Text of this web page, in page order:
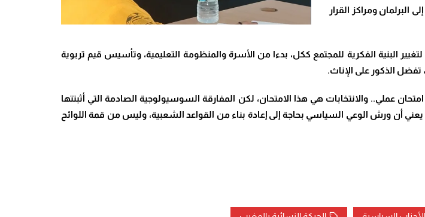
البرلمان ومراكز القرار
البنية الفكرية للمجتمع ككل، بدءا من الأسرة والمنظومة التعليمية، وتأسيس قيم تربوية
تفضل الذكور على الإناث.
والانتخابات هي هذا الامتحان، لكن المفارقة السوسيولوجية الصادمة التي أثبتتها
يعني أن ورش الوعي السياسي بحاجة إلى إعادة بناء من القواعد الشعبية، وليس من قمة اللوائح